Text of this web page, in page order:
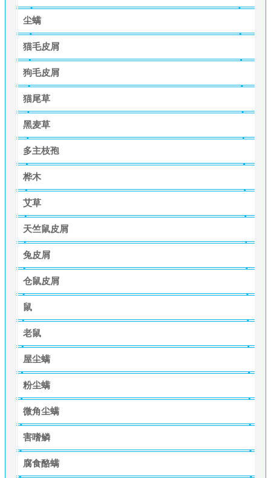
尘螨
猫毛皮屑
狗毛皮屑
猫尾草
黑麦草
多主枝孢
桦木
艾草
天竺鼠皮屑
兔皮屑
仓鼠皮屑
鼠
老鼠
屋尘螨
粉尘螨
微角尘螨
害嗜鳞
腐食酪螨